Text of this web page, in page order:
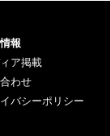
報
ア掲載
わせ
バシーポリシー